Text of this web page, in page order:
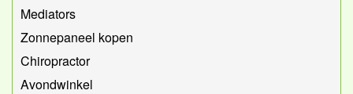
Mediators
Zonnepaneel kopen
Chiropractor
Avondwinkel